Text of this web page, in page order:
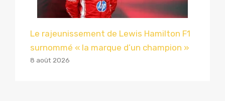
Le rajeunissement de Lewis Hamilton F1
surnommé « la marque d’un champion »
8 août 2026